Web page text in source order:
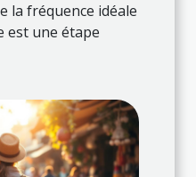
la fréquence idéale
est une étape